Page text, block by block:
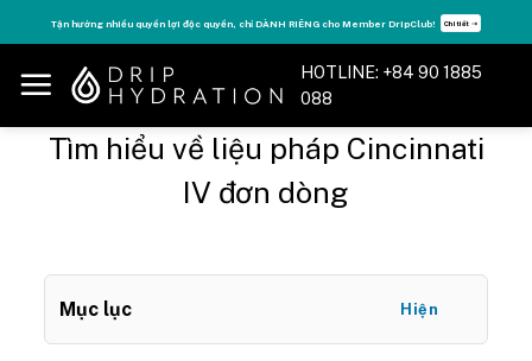
to
content
Tận hưởng nhiều quyền lợi độc quyền, chỉ DÀNH RIÊNG cho Member DripClub! Chi tiết ➝
HOTLINE: +84 90 1885
088
Tìm hiểu về liệu pháp Cincinnati
IV đơn dòng
Mục lục Hiện